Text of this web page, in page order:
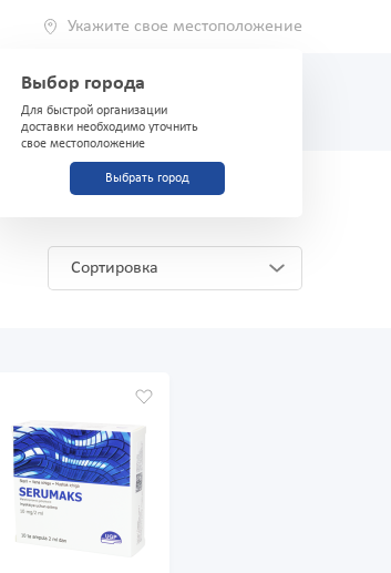
Укажите свое местоположение
Выбор города
Для быстрой организации
доставки необходимо уточнить
свое местоположение
Выбрать город
(71) 200-03-03
Сортировка